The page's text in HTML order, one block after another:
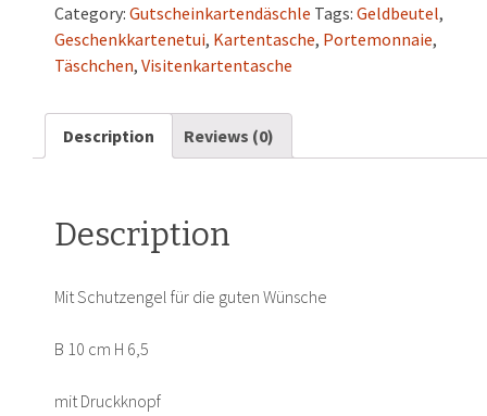
Category: Gutscheinkartendäschle Tags: Geldbeutel,
Geschenkkartenetui, Kartentasche, Portemonnaie,
Täschchen, Visitenkartentasche
Description Reviews (0)
Description
Mit Schutzengel für die guten Wünsche
B 10 cm H 6,5
mit Druckknopf